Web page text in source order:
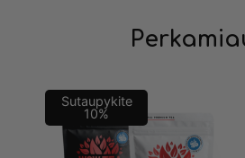
Sutaupykite
10%